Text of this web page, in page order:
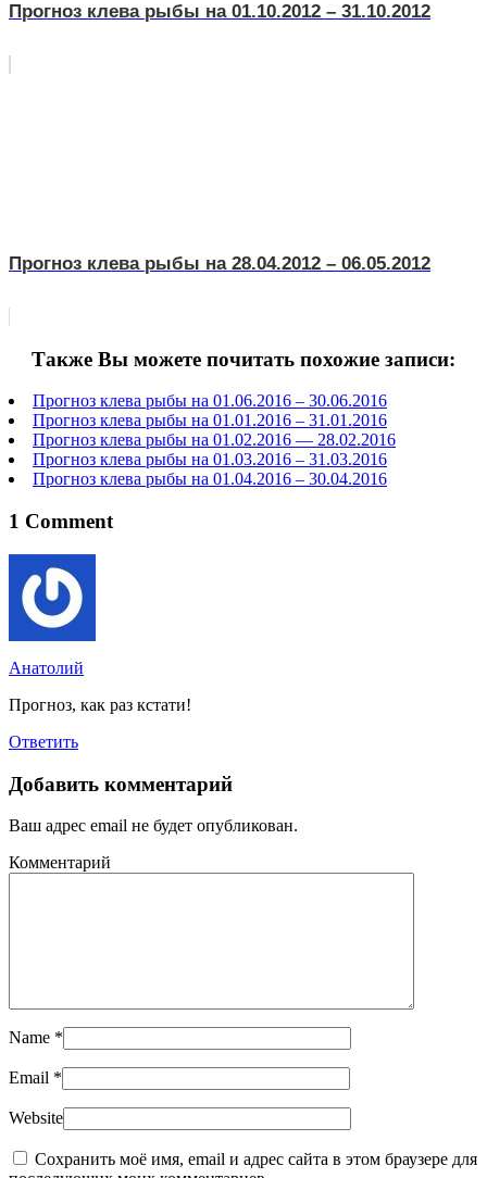
Прогноз клева рыбы на 01.10.2012 – 31.10.2012
Прогноз клева рыбы на 28.04.2012 – 06.05.2012
Также Вы можете почитать похожие записи:
Прогноз клева рыбы на 01.06.2016 – 30.06.2016
Прогноз клева рыбы на 01.01.2016 – 31.01.2016
Прогноз клева рыбы на 01.02.2016 — 28.02.2016
Прогноз клева рыбы на 01.03.2016 – 31.03.2016
Прогноз клева рыбы на 01.04.2016 – 30.04.2016
1 Comment
Анатолий
Прогноз, как раз кстати!
Ответить
Добавить комментарий
Ваш адрес email не будет опубликован.
Комментарий
Name *
Email *
Website
Сохранить моё имя, email и адрес сайта в этом браузере для